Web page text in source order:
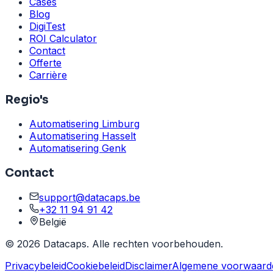
Blog
DigiTest
ROI Calculator
Contact
Offerte
Carrière
Regio's
Automatisering Limburg
Automatisering Hasselt
Automatisering Genk
Contact
support@datacaps.be
+32 11 94 91 42
België
© 2026 Datacaps. Alle rechten voorbehouden.
PrivacybeleidCookiebeleidDisclaimerAlgemene